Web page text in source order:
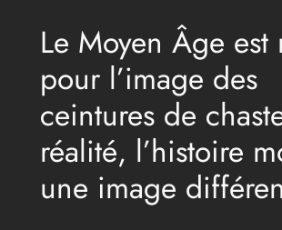
Le Moyen Âge est
pour l’image des
ceintures de
réalité, l’histoire
une image